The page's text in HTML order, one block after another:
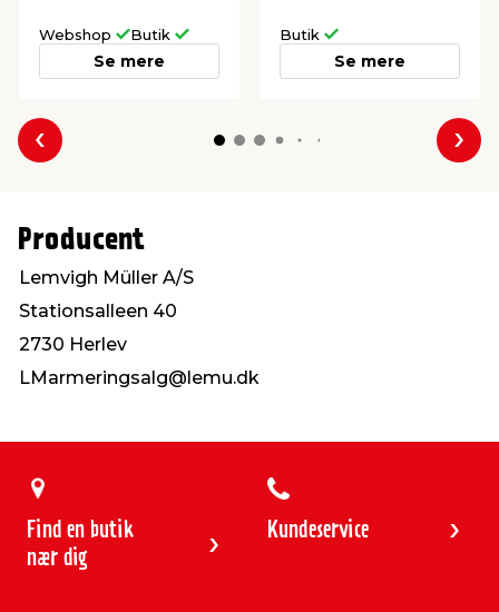
Webshop Butik
Se mere
Butik
Se mere
Forrige
Producent
Lemvigh Müller A/S
Stationsalleen 40
2730 Herlev
LMarmeringsalg@lemu.dk
Find en butik
nær dig
Kundeservice